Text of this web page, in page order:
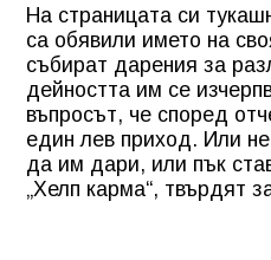
На страницата си
са обявили името на
събират дарения за
дейността им се
въпросът, че според
един лев приход. Или
да им дари, или пък
„Хелп карма“, твърдят